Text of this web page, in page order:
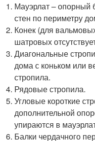
Мауэрлат – опорный
стен по периметру
Конек (для
шатровых
Диагональные
дома с коньком или
стропила.
Рядовые стропила.
Угловые короткие
дополнительной
упираются в
Балки чердачного